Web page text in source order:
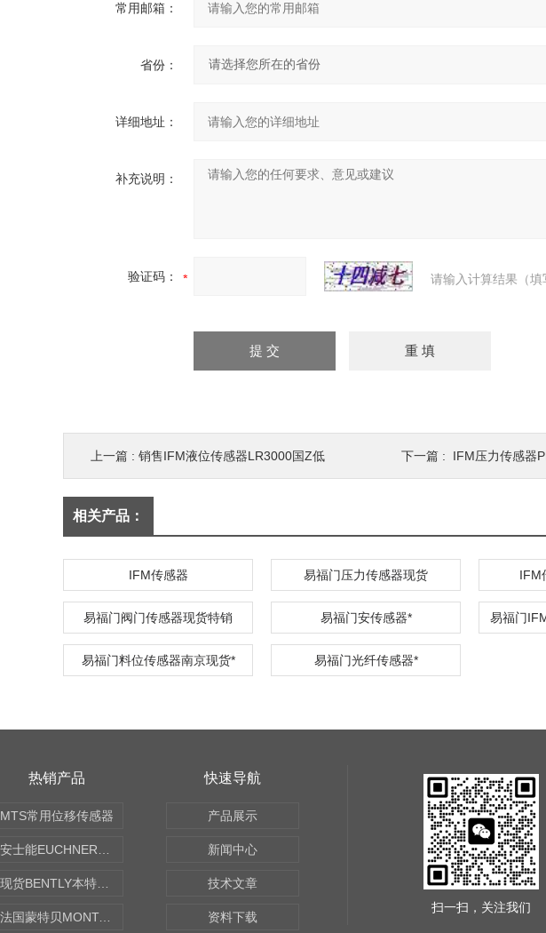
常用邮箱：
省份：
详细地址：
补充说明：
验证码： 请输入计算结果（
上一篇 : 销售IFM液位传感器LR3000国Z低 下一篇 : IFM压力传感器
相关产品：
IFM传感器 易福门压力传感器现货 IFM
易福门阀门传感器现货特销 易福门安传感器*
易福门料位传感器南京现货* 易福门光纤传感器*
热销产品
MTS常用位移传感器
法国蒙特贝MONTABERT打壳机凿岩机Z92
快速导航
产品展示
新闻中心
技术文章
资料下载
扫一扫，关注我们